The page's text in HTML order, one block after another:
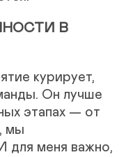
В
курирует,
Он лучше
этапах — от
мы
для меня важно,